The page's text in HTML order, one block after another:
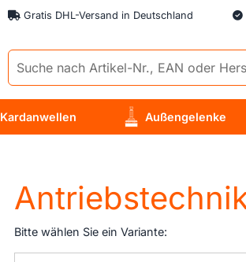
Gratis DHL-Versand in Deutschland
Kardanwellen Außengelenke
Bitte wählen Sie ein Variante: